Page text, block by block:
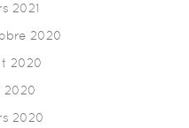
2021
2020
2020
2020
2020